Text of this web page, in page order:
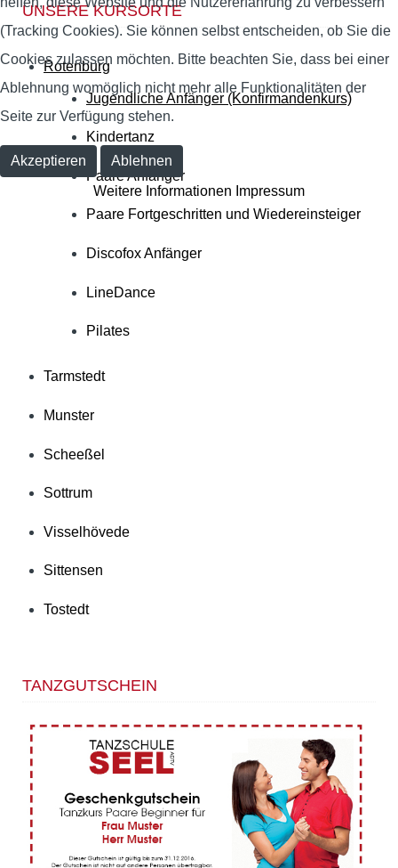
UNSERE KURSORTE
Rotenburg
Jugendliche Anfänger (Konfirmandenkurs)
Kindertanz
Paare Anfänger
Paare Fortgeschritten und Wiedereinsteiger
Discofox Anfänger
LineDance
Pilates
Tarmstedt
Munster
Scheeßel
Sottrum
Visselhövede
Sittensen
Tostedt
TANZGUTSCHEIN
(Tracking Cookies). Sie können selbst entscheiden, ob Sie die
Cookies zulassen möchten. Bitte beachten Sie, dass bei einer
Ablehnung womöglich nicht mehr alle Funktionalitäten der
Seite zur Verfügung stehen.
Akzeptieren
Ablehnen
Weitere Informationen Impressum